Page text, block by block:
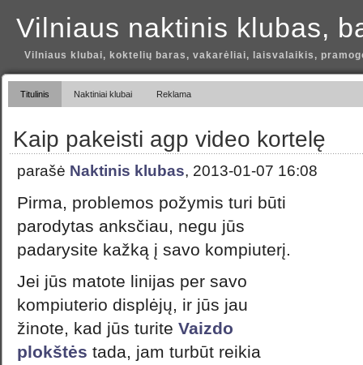
Vilniaus naktinis klubas,
Vilniaus klubai, koktelių baras, vakarėliai, laisvalaikis,
Titulinis Naktiniai klubai Reklama
Kaip pakeisti agp video kortelę
parašė Naktinis klubas, 2013-01-07 16:08
Pirma, problemos požymis turi būti
parodytas anksčiau, negu jūs
padarysite kažką į savo kompiuterį.
Jei jūs matote linijas per savo
kompiuterio displėjų, ir jūs jau
žinote, kad jūs turite Vaizdo
plokštės tada, jam turbūt reikia